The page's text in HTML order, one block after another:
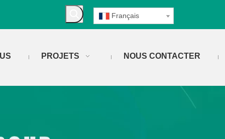
Français
PROJETS NOUS CONTACTER